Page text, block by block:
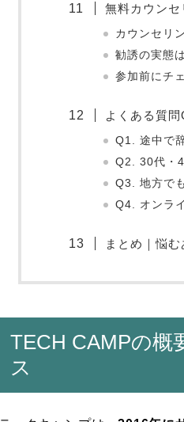
無料カウン
カウンセリ
勧誘の実態
参加前にチ
よくある質
Q1. 途中で
Q2. 30代・
Q3. 地方で
Q4. オンラ
まとめ｜悩
TECH CAMPの概
ス